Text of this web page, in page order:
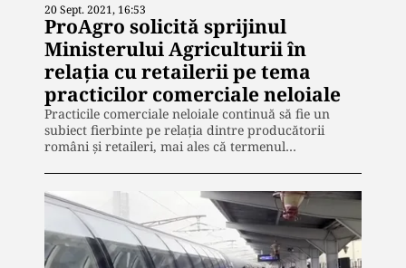
20 Sept. 2021, 16:53
ProAgro solicită sprijinul
Ministerului Agriculturii în
relația cu retailerii pe tema
practicilor comerciale neloiale
Practicile comerciale neloiale continuă să fie un
subiect fierbinte pe relația dintre producătorii
români și retaileri, mai ales că termenul…